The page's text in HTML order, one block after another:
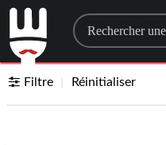
Search for
Filtre Réinitialiser